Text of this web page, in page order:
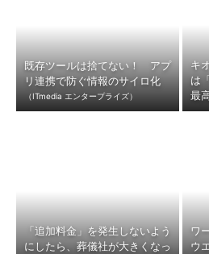
既存ツールは捨てない！ アプ
リ連携で防ぐ情報のサイロ化
（ITmedia エンタープライズ）
キ
は
最
「追加料金」を発生しないよう
にしたら、葬儀社が大きくなっ
ワ
ウ